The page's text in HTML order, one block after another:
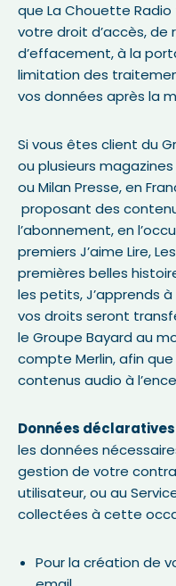
que La Chouette
votre droit d’accès, de
d’effacement, à la
limitation des
vos données après la
Si vous êtes client du
ou plusieurs
ou Milan Presse, en
proposant des
l’abonnement, en
premiers J’aime Lire,
premières belles
les petits, J’apprends à
vos droits seront
le Groupe Bayard au
compte Merlin, afin
contenus audio à
Données déclaratives
les données
gestion de votre
utilisateur, ou au
collectées à cette
Pour la création de